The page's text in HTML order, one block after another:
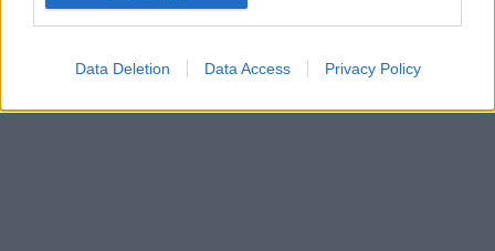
Data Deletion Data Access Privacy Policy
Solon käyttöönotto